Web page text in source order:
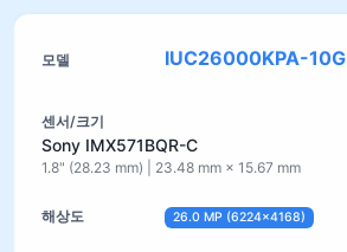
IUC26000KPA-10G
Sony IMX571BQR-C
1.8" (28.23 mm) | 23.48 mm × 15.67 mm
26.0 MP (6224×4168)